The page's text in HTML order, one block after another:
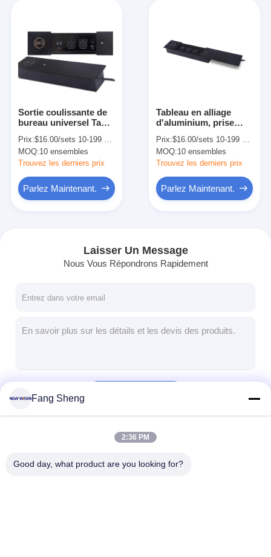
Visite d'usine
Sortie coulissante de
bureau universel Table
prises d'alimentation
cachées
Prix:$16.00/sets 10-199 sets
MOQ:10 ensembles
Trouvez les derniers prix
Parlez Maintenant.
Tableau en alliage
d'aluminium, prise
courant, prise USB
Prix:$16.00/sets 10-199 sets
MOQ:10 ensembles
Trouvez les derniers prix
Parlez Maintenant.
Laisser Un Message
Nous Vous Répondrons Rapidement
Fang Sheng
2:36 PM
Good day, what product are you looking for?